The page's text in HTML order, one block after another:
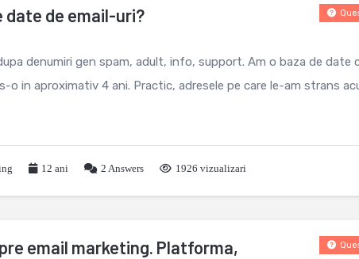
date de email-uri?
denumiri gen spam, adult, info, support. Am o baza de date
o in aproximativ 4 ani. Practic, adresele pe care le-am strans
12 ani 2 Answers 1926 vizualizari
email marketing. Platforma,